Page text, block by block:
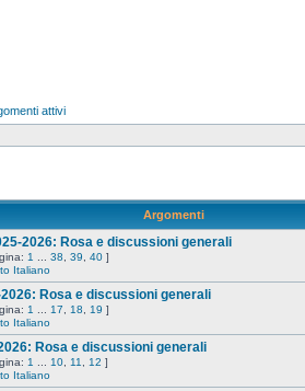
attivi
Argomenti
2026: Rosa e discussioni generali
1 38 39 40 ]
Italiano
2026: Rosa e discussioni generali
1 17 18 19 ]
Italiano
Rosa e discussioni generali
1 10 11 12 ]
Italiano